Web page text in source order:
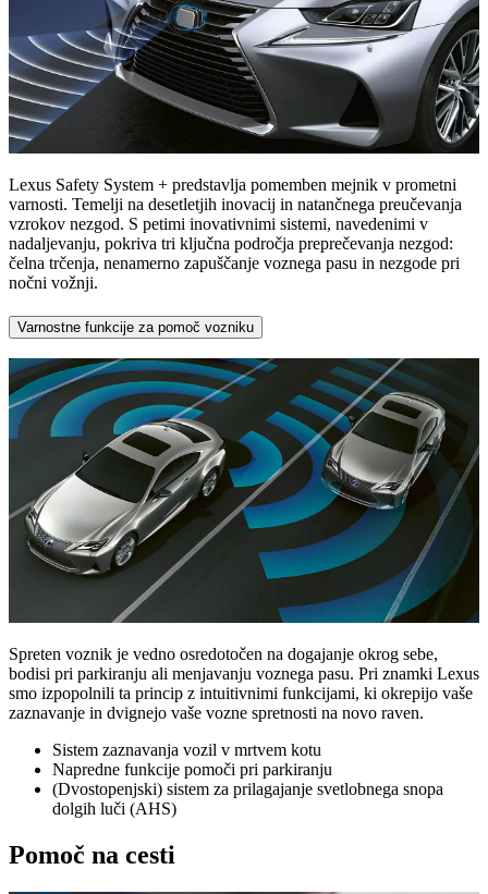
Lexus Safety System + predstavlja pomemben mejnik v prometni
varnosti. Temelji na desetletjih inovacij in natančnega preučevanja
vzrokov nezgod. S petimi inovativnimi sistemi, navedenimi v
nadaljevanju, pokriva tri ključna področja preprečevanja nezgod:
čelna trčenja, nenamerno zapuščanje voznega pasu in nezgode pri
nočni vožnji.
Varnostne funkcije za pomoč vozniku
Spreten voznik je vedno osredotočen na dogajanje okrog sebe,
bodisi pri parkiranju ali menjavanju voznega pasu. Pri znamki Lexus
smo izpopolnili ta princip z intuitivnimi funkcijami, ki okrepijo vaše
zaznavanje in dvignejo vaše vozne spretnosti na novo raven.
Sistem zaznavanja vozil v mrtvem kotu
Napredne funkcije pomoči pri parkiranju
(Dvostopenjski) sistem za prilagajanje svetlobnega snopa
dolgih luči (AHS)
Pomoč na cesti